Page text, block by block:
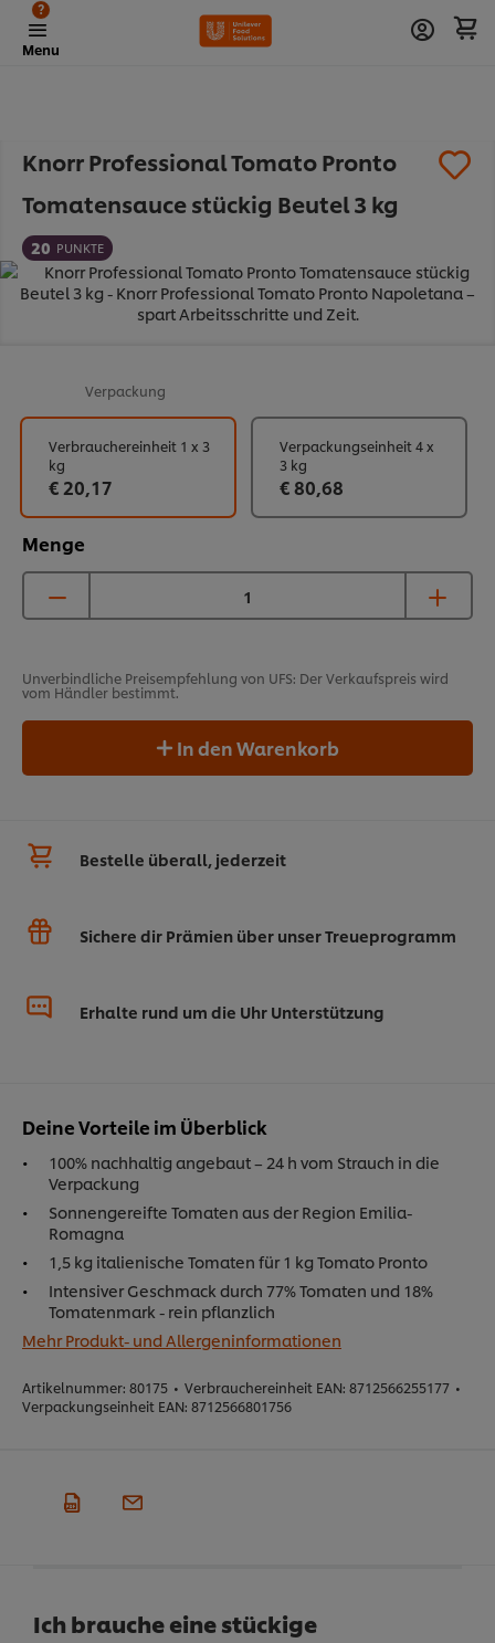
Menu
?
Knorr Professional Tomato Pronto
Tomatensauce stückig Beutel 3 kg
20 PUNKTE
Verpackung
Menge
Verbrauchereinheit 1 x 3
kg
€ 20,17
Verpackungseinheit 4 x
3 kg
€ 80,68
Unverbindliche Preisempfehlung von UFS: Der Verkaufspreis wird
vom Händler bestimmt.
In den Warenkorb
Bestelle überall, jederzeit
Sichere dir Prämien über unser Treueprogramm
Erhalte rund um die Uhr Unterstützung
Deine Vorteile im Überblick
100% nachhaltig angebaut – 24 h vom Strauch in die
Verpackung
Sonnengereifte Tomaten aus der Region Emilia-
Romagna
1,5 kg italienische Tomaten für 1 kg Tomato Pronto
Intensiver Geschmack durch 77% Tomaten und 18%
Tomatenmark - rein pflanzlich
Mehr Produkt- und Allergeninformationen
Artikelnummer: 80175 • Verbrauchereinheit EAN: 8712566255177 •
Verpackungseinheit EAN: 8712566801756
Ich brauche eine stückige